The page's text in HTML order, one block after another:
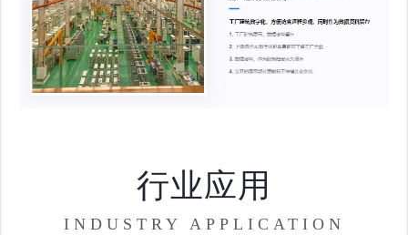
行业应用
INDUSTRY APPLICATION